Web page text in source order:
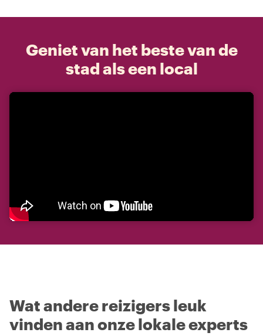
Geniet van het beste van de
stad als een local
Wat andere reizigers leuk
vinden aan onze lokale experts